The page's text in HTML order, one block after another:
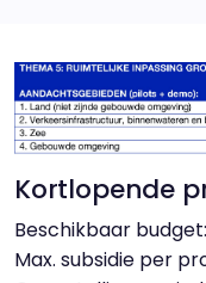
Kortlopende
Beschikbaar
Max. subsidie per